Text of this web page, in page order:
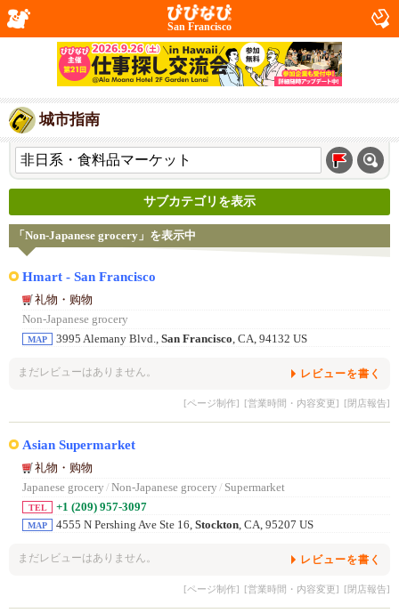
San Francisco
城市指南
サブカテゴリを表示
「Non-Japanese grocery」を表示中
Hmart - San Francisco
礼物・购物
Non-Japanese grocery
MAP 3995 Alemany Blvd., San Francisco, CA, 94132 US
まだレビューはありません。 レビューを書く
[ページ制作] [営業時間・内容変更] [閉店報告]
Asian Supermarket
礼物・购物
Japanese grocery / Non-Japanese grocery / Supermarket
TEL +1 (209) 957-3097
MAP 4555 N Pershing Ave Ste 16, Stockton, CA, 95207 US
まだレビューはありません。 レビューを書く
[ページ制作] [営業時間・内容変更] [閉店報告]